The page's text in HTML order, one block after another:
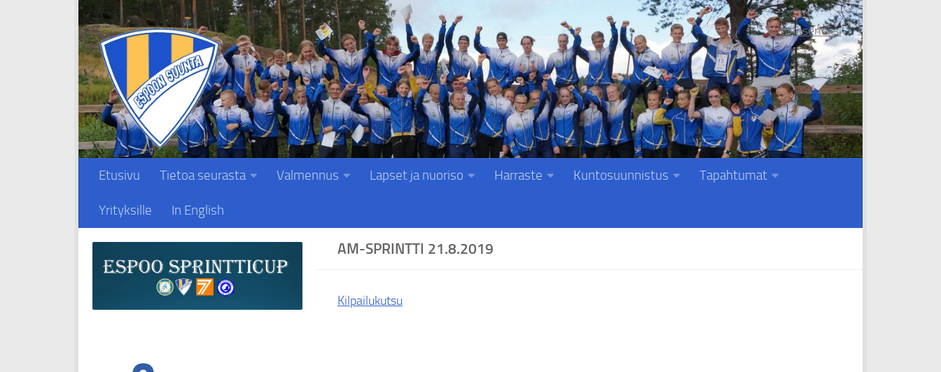
Skip to content
Liity jäseneksi
Etusivu Tietoa seurasta Valmennus Lapset ja nuoriso Harraste Kuntosuunnistus Tapahtumat
Yrityksille In English
AM-SPRINTTI 21.8.2019
Kilpailukutsu